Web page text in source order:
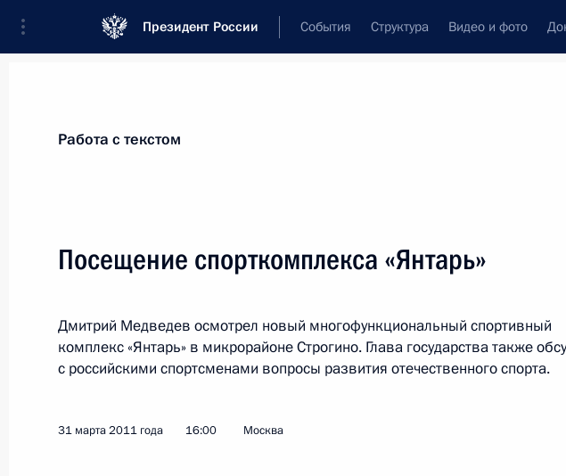
Президент России События Структура Видео и фото
Лента событий
Александром Жуковым
Работа с текстом
Посещение спорткомплекса «Янтарь»
Дмитрий Медведев осмотрел новый многофункциональный спортивный
комплекс «Янтарь» в микрорайоне Строгино. Глава государства также
с российскими спортсменами вопросы развития отечественного спорта.
31 марта 2011 года 16:00 Москва